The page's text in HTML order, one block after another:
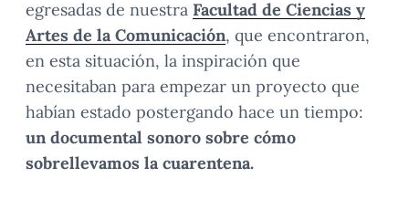
egresadas de nuestra Facultad de Ciencias y
Artes de la Comunicación, que encontraron,
en esta situación, la inspiración que
necesitaban para empezar un proyecto que
habían estado postergando hace un tiempo:
un documental sonoro sobre cómo
sobrellevamos la cuarentena.